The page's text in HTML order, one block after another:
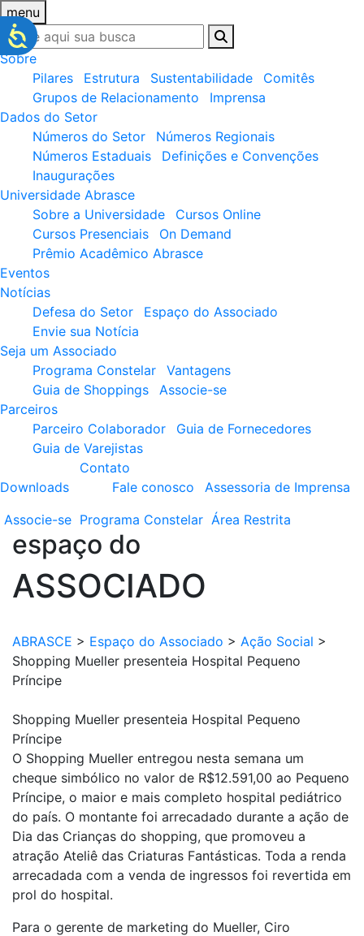
menu
Sobre
Pilares
Estrutura Sustentabilidade
Comitês
Grupos de Relacionamento
Imprensa
Dados do Setor
Números do Setor
Números Regionais
Números Estaduais
Definições e Convenções
Inaugurações
Universidade Abrasce
Sobre a Universidade
Cursos Online
Cursos Presenciais
On Demand
Prêmio Acadêmico Abrasce
Eventos
Notícias
Defesa do Setor
Espaço do Associado
Envie sua Notícia
Seja um Associado
Programa Constelar
Vantagens
Guia de Shoppings
Associe-se
Parceiros
Parceiro Colaborador
Guia de Fornecedores
Guia de Varejistas
Downloads
Contato
Fale conosco
Assessoria de Imprensa
Associe-se Programa Constelar Área Restrita
espaço do
ASSOCIADO
ABRASCE > Espaço do Associado > Ação Social >
Shopping Mueller presenteia Hospital Pequeno
Príncipe
Shopping Mueller presenteia Hospital Pequeno
Príncipe
O Shopping Mueller entregou nesta semana um
cheque simbólico no valor de R$12.591,00 ao Pequeno
Príncipe, o maior e mais completo hospital pediátrico
do país. O montante foi arrecadado durante a ação de
Dia das Crianças do shopping, que promoveu a
atração Ateliê das Criaturas Fantásticas. Toda a renda
arrecadada com a venda de ingressos foi revertida em
prol do hospital.
Para o gerente de marketing do Mueller, Ciro